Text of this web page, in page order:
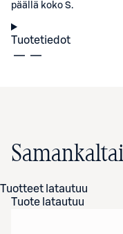
päällä koko S.
Tuotetiedot
Tuotteet latautuu
Tuote latautuu